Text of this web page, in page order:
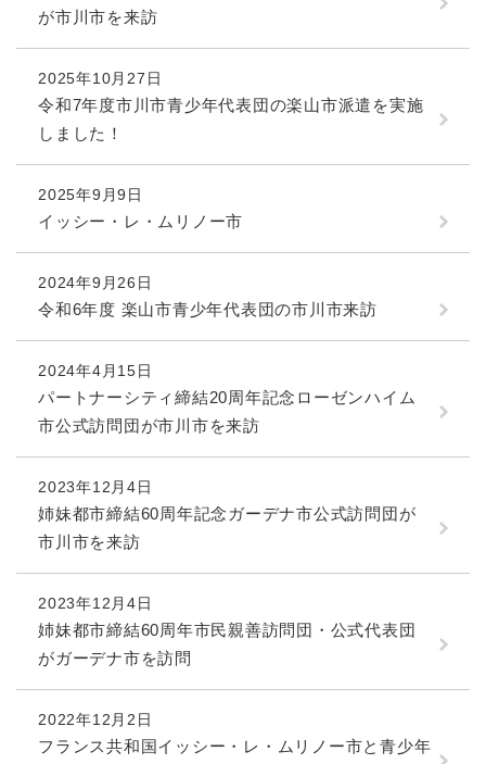
が市川市を来訪
2025年10月27日
令和7年度市川市青少年代表団の楽山市派遣を実施
しました！
2025年9月9日
イッシー・レ・ムリノー市
2024年9月26日
令和6年度 楽山市青少年代表団の市川市来訪
2024年4月15日
パートナーシティ締結20周年記念ローゼンハイム
市公式訪問団が市川市を来訪
2023年12月4日
姉妹都市締結60周年記念ガーデナ市公式訪問団が
市川市を来訪
2023年12月4日
姉妹都市締結60周年市民親善訪問団・公式代表団
がガーデナ市を訪問
2022年12月2日
フランス共和国イッシー・レ・ムリノー市と青少年